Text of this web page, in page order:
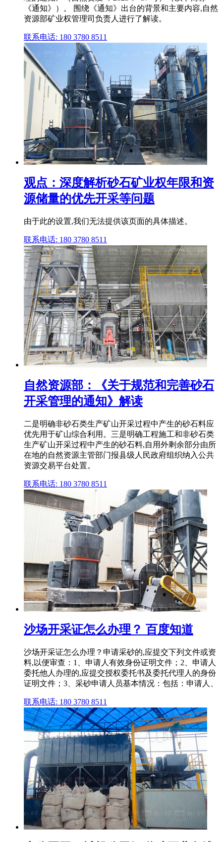
《通知》）。 围绕《通知》出台的背景和主要内容,自然
资源部矿业权管理司负责人进行了解读。
联系电话: 180 3780 8511
观点：深度解析砂石矿业权年限和资
源储量的优先开采等问题
由于此的设置,我们无法提供该页面的具体描述。
联系电话: 180 3780 8511
自然资源部：《关于规范和完善砂石
开采管理的通知》解读
二是明确非砂石类生产矿山开采过程中产生的砂石料应
优先用于矿山综合利用。三是明确工程施工和非砂石类
生产矿山开采过程中产生的砂石料,自用外剩余部分由所
在地的自然资源主管部门报县级人民政府组织纳入公共
资源交易平台处置。
联系电话: 180 3780 8511
沙场开采证怎么办理？ 百度知道
沙场开采证怎么办理？申请采砂的,应提交下列文件或资
料,以便审查：1、申请人有效身份证明文件；2、申请人
委托他人办理的,应提交授权委托书及委托代理人的身份
证明文件；3、采砂申请人员基本情况：包括：申请人、
联系电话: 180 3780 8511